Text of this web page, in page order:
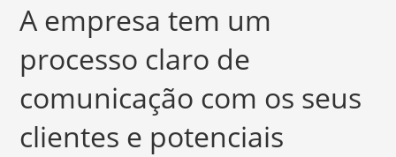
A empresa tem um
processo claro de
comunicação com os seus
clientes e potenciais